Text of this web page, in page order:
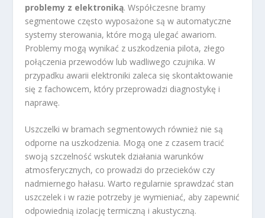
problemy z elektroniką. Współczesne bramy
segmentowe często wyposażone są w automatyczne
systemy sterowania, które mogą ulegać awariom.
Problemy mogą wynikać z uszkodzenia pilota, złego
połączenia przewodów lub wadliwego czujnika. W
przypadku awarii elektroniki zaleca się skontaktowanie
się z fachowcem, który przeprowadzi diagnostykę i
naprawę.
Uszczelki w bramach segmentowych również nie są
odporne na uszkodzenia. Mogą one z czasem tracić
swoją szczelność wskutek działania warunków
atmosferycznych, co prowadzi do przecieków czy
nadmiernego hałasu. Warto regularnie sprawdzać stan
uszczelek i w razie potrzeby je wymieniać, aby zapewnić
odpowiednią izolację termiczną i akustyczną.